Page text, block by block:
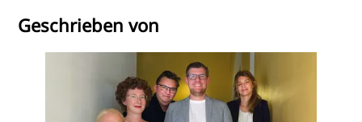
Geschrieben von